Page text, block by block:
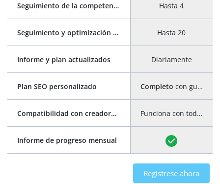
Seguimiento de la competencia
Seguimiento y optimización de palabras clave
Informe y plan actualizados
Plan SEO personalizado
Compatibilidad con creadores de sitios web
Informe de progreso mensual
Hasta 4
Hasta 20
Diariamente
Completo con guía paso a paso
Funciona con todos los creadores de sitios web
Regístrese ahora